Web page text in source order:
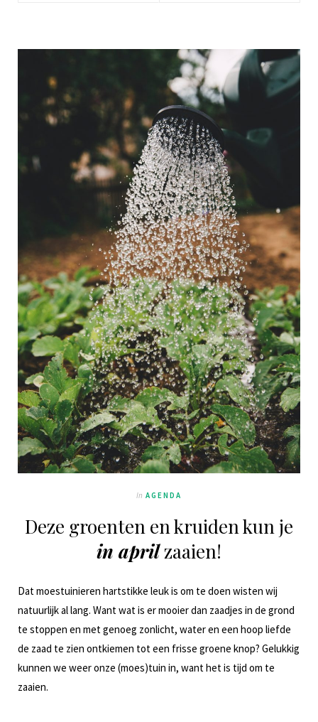
In AGENDA
Deze groenten en kruiden kun je
in aprilzaaien!
Dat moestuinieren hartstikke leuk is om te doen wisten wij
natuurlijk al lang. Want wat is er mooier dan zaadjes in de grond
te stoppen en met genoeg zonlicht, water en een hoop liefde
de zaad te zien ontkiemen tot een frisse groene knop? Gelukkig
kunnen we weer onze (moes)tuin in, want het is tijd om te
zaaien.